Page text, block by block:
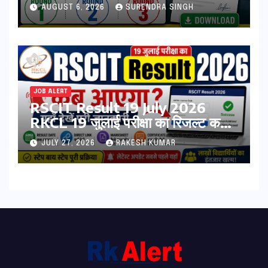
College Allotment Letter,
College Reporting Begins
AUGUST 6, 2026 SURENDRA SINGH
JOB ALERT
RSCIT Result 19 July 2026
RKCL 19 जुलाई परीक्षा का रिजल्ट कब
आएगा? यहां देखें Result Date,
Direct Link, Marksheet
Download Process
JULY 27, 2026 RAKESH KUMAR